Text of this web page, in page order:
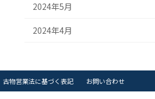
2024年5月
2024年4月
古物営業法に基づく表記 お問い合わせ